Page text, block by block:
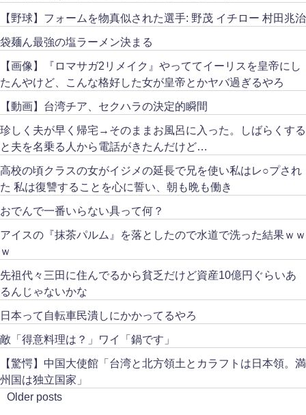
【野球】フォームを物真似された選手: 野茂 イチロー 村田兆治
袋麺ん最強の塩ラーメン決まる
【画像】『ロマサガ2リメイク』やっててイーリスを皇帝にし
たんやけど、こんな格好した女が皇帝とかヤバ過ぎるやろ
【動画】台湾チア、セクハラの決定的瞬間
珍しく夫が早く帰宅→そのままお風呂に入った。しばらくする
と夫を名乗る人から電話がきたんだけど…
高校の頃クラスの女がイジメの延長で兄を使い私はレ○プされ
た 私は復讐することを心に誓い、朝も晩も働き
おでんで一番いらない具って何？
アイスの『抹茶パルム』を落としたので水道で洗った結果ｗｗ
ｗ
先祖代々三田に住んでるから貧乏だけど資産10億円ぐらいあ
るんじゃないかな
日本って自転車民潰しにかかってるやろ
敵「得意料理は？」ワイ「鍋です」
【驚愕】中国大使館「台湾と北方領土とカラフトは日本領。満
州国は独立国家」
Older posts